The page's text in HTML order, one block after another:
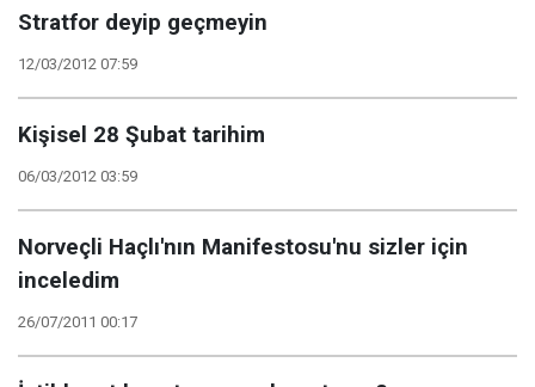
Stratfor deyip geçmeyin
12/03/2012 07:59
Kişisel 28 Şubat tarihim
06/03/2012 03:59
Norveçli Haçlı'nın Manifestosu'nu sizler için
inceledim
26/07/2011 00:17